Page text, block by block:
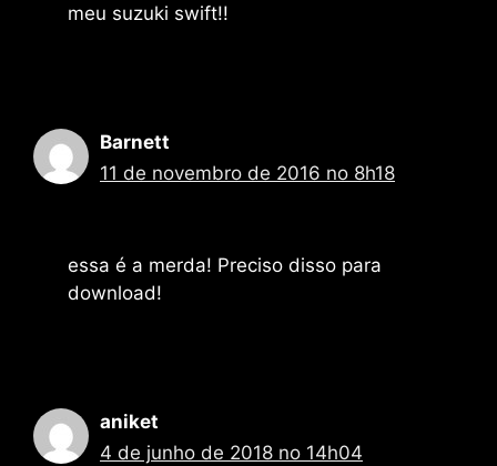
meu suzuki swift!!
Barnett
11 de novembro de 2016 no 8h18
essa é a merda! Preciso disso para
download!
aniket
4 de junho de 2018 no 14h04